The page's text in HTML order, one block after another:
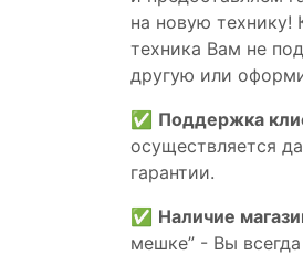
на новую технику!
техника Вам не
другую или
✅ Поддержка
осуществляется
гарантии.
✅ Наличие
мешке” - Вы